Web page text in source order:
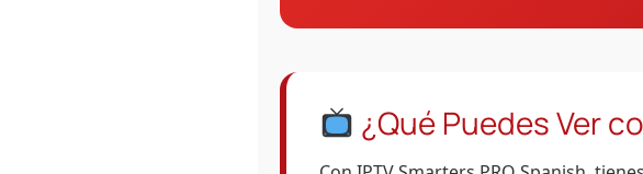
¿Qué Puedes Ver